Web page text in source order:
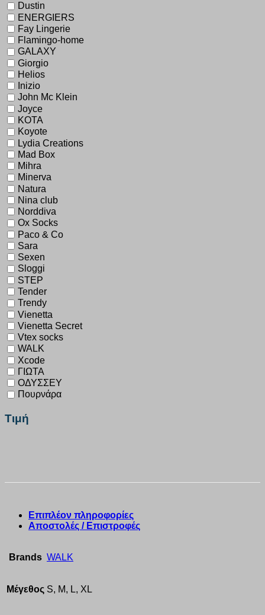
Dustin
ENERGIERS
Fay Lingerie
Flamingo-home
GALAXY
Giorgio
Helios
Inizio
John Mc Klein
Joyce
KOTA
Koyote
Lydia Creations
Mad Box
Mihra
Minerva
Natura
Nina club
Norddiva
Ox Socks
Paco & Co
Sara
Sexen
Sloggi
STEP
Tender
Trendy
Vienetta
Vienetta Secret
Vtex socks
WALK
Xcode
ΓΙΩΤΑ
ΟΔΥΣΣΕΥ
Πουρνάρα
Τιμή
Επιπλέον πληροφορίες
Αποστολές / Επιστροφές
Brands WALK
Μέγεθος S, M, L, XL